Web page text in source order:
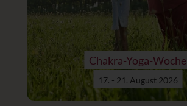
Chakra-Yoga-Woche
17. - 21. August 2026